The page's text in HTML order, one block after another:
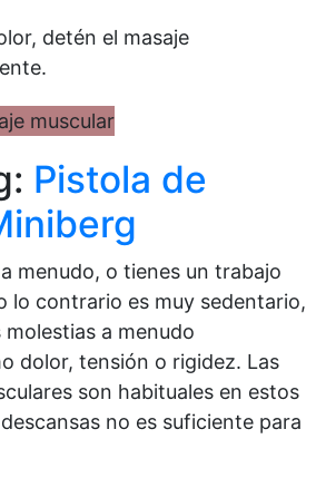
detén el masaje
Pistola de
menudo, o tienes un trabajo
lo contrario es muy sedentario,
a menudo
dolor, tensión o rigidez. Las
son habituales en estos
no es suficiente para